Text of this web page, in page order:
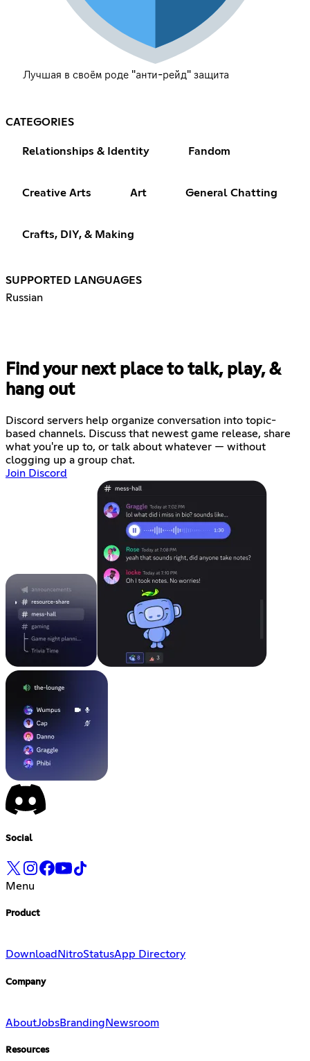
Лучшая в своём роде "анти-рейд" защита
CATEGORIES
Relationships & Identity Fandom
Creative Arts Art General Chatting
Crafts, DIY, & Making
SUPPORTED LANGUAGES
Russian
Find your next place to talk, play, &
hang out
Discord servers help organize conversation into topic-
based channels. Discuss that newest game release, share
what you're up to, or talk about whatever — without
clogging up a group chat.
Join Discord
Social
Menu
Product
Download NitroStatusApp Directory
Company
AboutJobsBranding Newsroom
Resources